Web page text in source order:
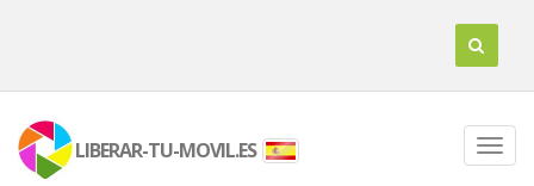
LIBERAR-TU-MOVIL.ES